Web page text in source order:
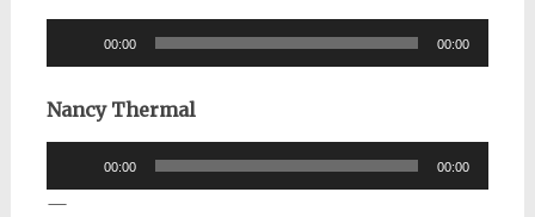
audio
00:00 00:00
Nancy Thermal
audio
00:00 00:00
—